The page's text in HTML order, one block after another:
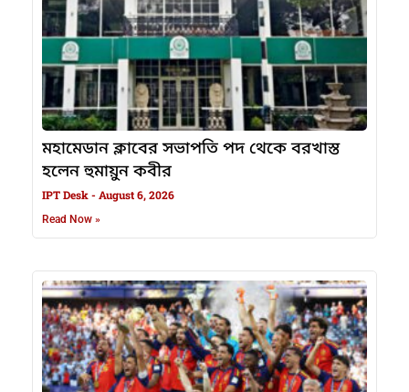
মহামেডান ক্লাবের সভাপতি পদ থেকে বরখাস্ত
হলেন হুমায়ুন কবীর
IPT Desk August 6, 2026
Read Now »